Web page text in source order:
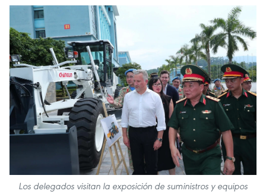
Los delegados visitan la exposición de suministros y equipos